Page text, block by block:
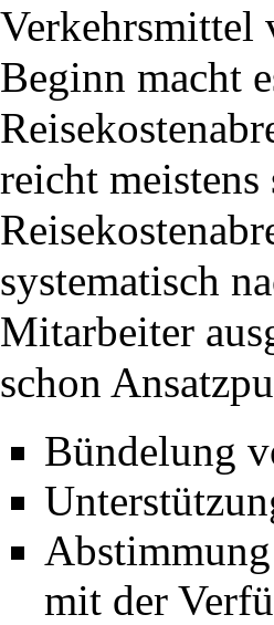
Verkehrsmittel
Beginn macht
reicht meistens
systematisch
Mitarbeiter
schon
Bündelung
mit der